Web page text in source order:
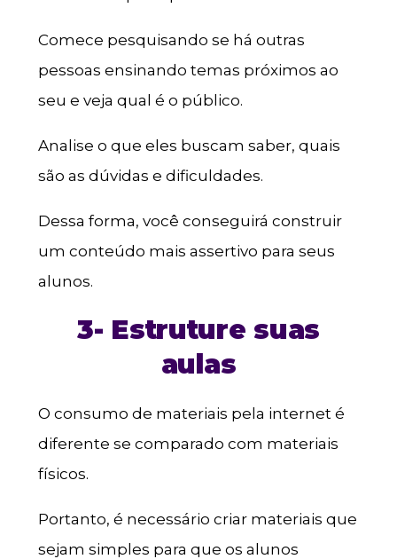
Comece pesquisando se há outras
pessoas ensinando temas próximos ao
seu e veja qual é o público.
Analise o que eles buscam saber, quais
são as dúvidas e dificuldades.
Dessa forma, você conseguirá construir
um conteúdo mais assertivo para seus
alunos.
3- Estruture suas
aulas
O consumo de materiais pela internet é
diferente se comparado com materiais
físicos.
Portanto, é necessário criar materiais que
sejam simples para que os alunos